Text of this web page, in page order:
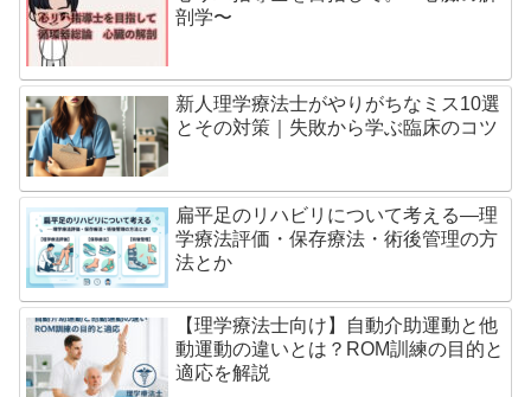
剖学〜
新人理学療法士がやりがちなミス10選
とその対策｜失敗から学ぶ臨床のコツ
扁平足のリハビリについて考える―理
学療法評価・保存療法・術後管理の方
法とか
【理学療法士向け】自動介助運動と他
動運動の違いとは？ROM訓練の目的と
適応を解説